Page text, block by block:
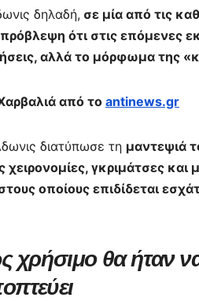
er
δηλαδή, σε μία από τις
πρόβλεψη ότι στις επόμενες
αλλά το μόρφωμα της
από το antinews.gr
διατύπωσε τη μαντεψιά
χειρονομίες, γκριμάτσες
οποίους επιδίδεται
θα ήταν